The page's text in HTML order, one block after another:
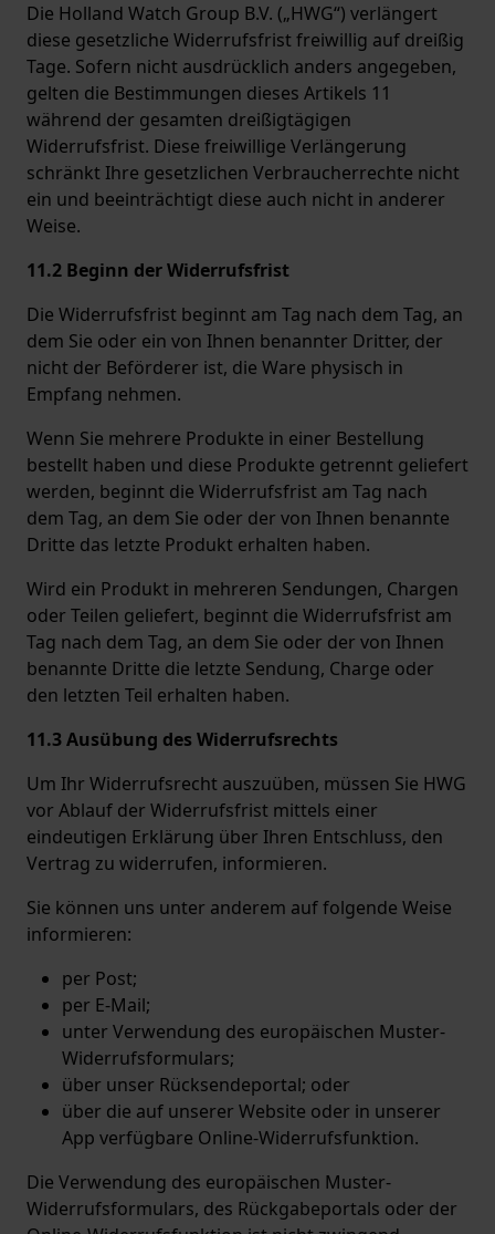
Die Holland Watch Group B.V. („HWG“) verlängert
diese gesetzliche Widerrufsfrist freiwillig auf dreißig
Tage. Sofern nicht ausdrücklich anders angegeben,
gelten die Bestimmungen dieses Artikels 11
während der gesamten dreißigtägigen
Widerrufsfrist. Diese freiwillige Verlängerung
schränkt Ihre gesetzlichen Verbraucherrechte nicht
ein und beeinträchtigt diese auch nicht in anderer
Weise.
11.2 Beginn der Widerrufsfrist
Die Widerrufsfrist beginnt am Tag nach dem Tag, an
dem Sie oder ein von Ihnen benannter Dritter, der
nicht der Beförderer ist, die Ware physisch in
Empfang nehmen.
Wenn Sie mehrere Produkte in einer Bestellung
bestellt haben und diese Produkte getrennt geliefert
werden, beginnt die Widerrufsfrist am Tag nach
dem Tag, an dem Sie oder der von Ihnen benannte
Dritte das letzte Produkt erhalten haben.
Wird ein Produkt in mehreren Sendungen, Chargen
oder Teilen geliefert, beginnt die Widerrufsfrist am
Tag nach dem Tag, an dem Sie oder der von Ihnen
benannte Dritte die letzte Sendung, Charge oder
den letzten Teil erhalten haben.
11.3 Ausübung des Widerrufsrechts
Um Ihr Widerrufsrecht auszuüben, müssen Sie HWG
vor Ablauf der Widerrufsfrist mittels einer
eindeutigen Erklärung über Ihren Entschluss, den
Vertrag zu widerrufen, informieren.
Sie können uns unter anderem auf folgende Weise
informieren:
per Post;
per E-Mail;
unter Verwendung des europäischen Muster-
Widerrufsformulars;
über unser Rücksendeportal; oder
über die auf unserer Website oder in unserer
App verfügbare Online-Widerrufsfunktion.
Die Verwendung des europäischen Muster-
Widerrufsformulars, des Rückgabeportals oder der